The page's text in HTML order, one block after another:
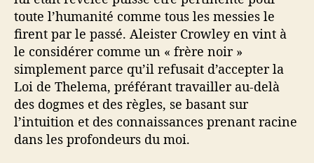
toute l’humanité comme tous les messies le
firent par le passé. Aleister Crowley en vint à
le considérer comme un « frère noir »
simplement parce qu’il refusait d’accepter la
Loi de Thelema, préférant travailler au-delà
des dogmes et des règles, se basant sur
l’intuition et des connaissances prenant racine
dans les profondeurs du moi.